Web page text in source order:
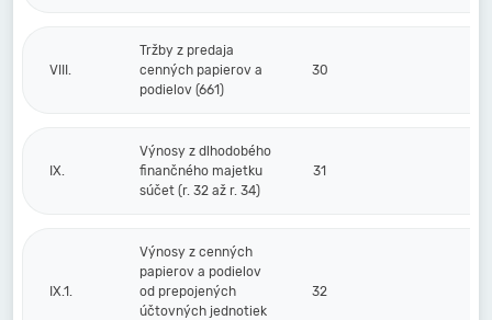
VIII.
Tržby z predaja
cenných papierov a
podielov (661)
30
IX.
Výnosy z dlhodobého
finančného majetku
súčet (r. 32 až r. 34)
31
IX.1.
Výnosy z cenných
papierov a podielov
od prepojených
účtovných jednotiek
32